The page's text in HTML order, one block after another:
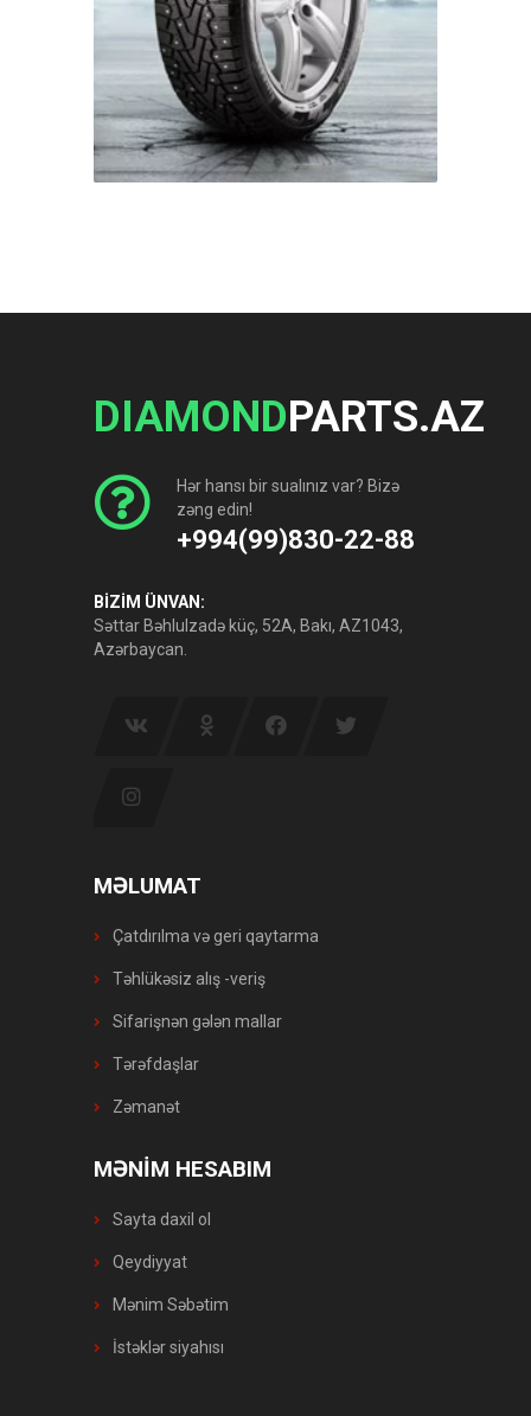
DIAMONDPARTS.AZ
Hər hansı bir sualınız var? Bizə
zəng edin!
+994(99)830-22-88
BİZİM ÜNVAN:
Səttar Bəhlulzadə küç, 52A, Bakı, AZ1043,
Azərbaycan.
MƏLUMAT
Çatdırılma və geri qaytarma
Təhlükəsiz alış -veriş
Sifarişnən gələn mallar
Tərəfdaşlar
Zəmanət
MƏNİM HESABIM
Sayta daxil ol
Qeydiyyat
Mənim Səbətim
İstəklər siyahısı